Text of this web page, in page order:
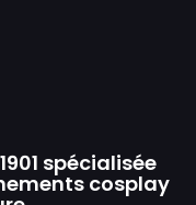
spécialisée
cosplay